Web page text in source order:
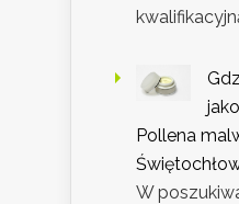
Pollena
W